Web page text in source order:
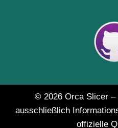
© 2026 Orca Slicer –
ausschließlich
offizielle